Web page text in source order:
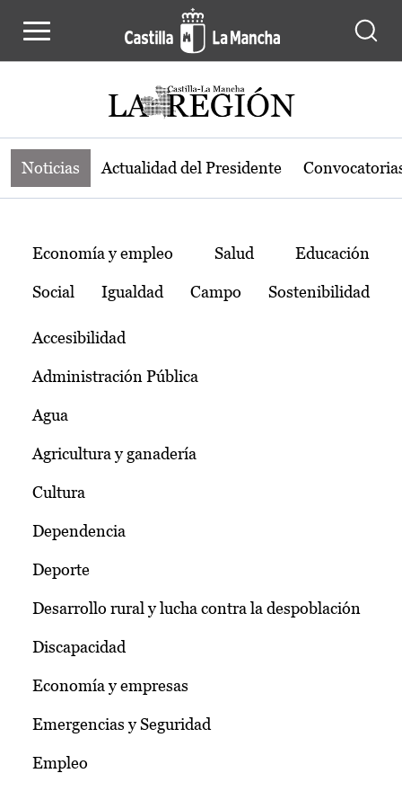
Noticias de la región de Castilla-La
Noticias Actualidad del Presidente
Temas
Economía y empleo Salud Educación
Social Igualdad Campo Sostenibilidad
Accesibilidad
Administración Pública
Agua
Agricultura y ganadería
Cultura
Dependencia
Deporte
Desarrollo rural y lucha contra la despoblación
Discapacidad
Economía y empresas
Emergencias y Seguridad
Empleo